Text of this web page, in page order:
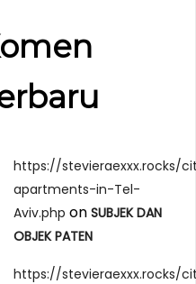
https://stevieraexxx.rocks/
apartments-in-Tel-
Aviv.php onSUBJEK DAN
OBJEK PATEN
https://stevieraexxx.rocks/